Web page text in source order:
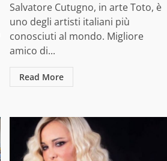
Salvatore Cutugno, in arte Toto, è
uno degli artisti italiani più
conosciuti al mondo. Migliore
amico di...
Read More